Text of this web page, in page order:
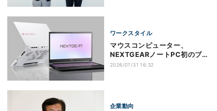
ワークスタイル
マウスコンピューター、
NEXTGEARノートPC初のブラ
ックモデル登場
2026/07/31 16:32
企業動向